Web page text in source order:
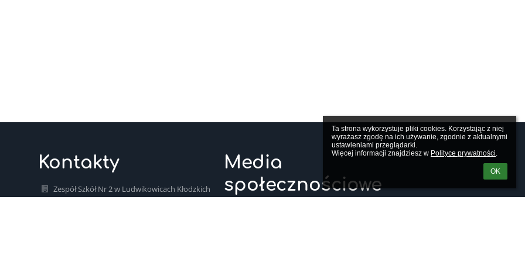
Ta strona wykorzystuje pliki cookies. Korzystając z niej
wyrażasz zgodę na ich używanie, zgodnie z aktualnymi
ustawieniami przeglądarki.
Więcej informacji znajdziesz w Polityce prywatności.
OK
Kontakty
Zespół Szkół Nr 2 w Ludwikowicach Kłodzkich
Media
społecznościowe